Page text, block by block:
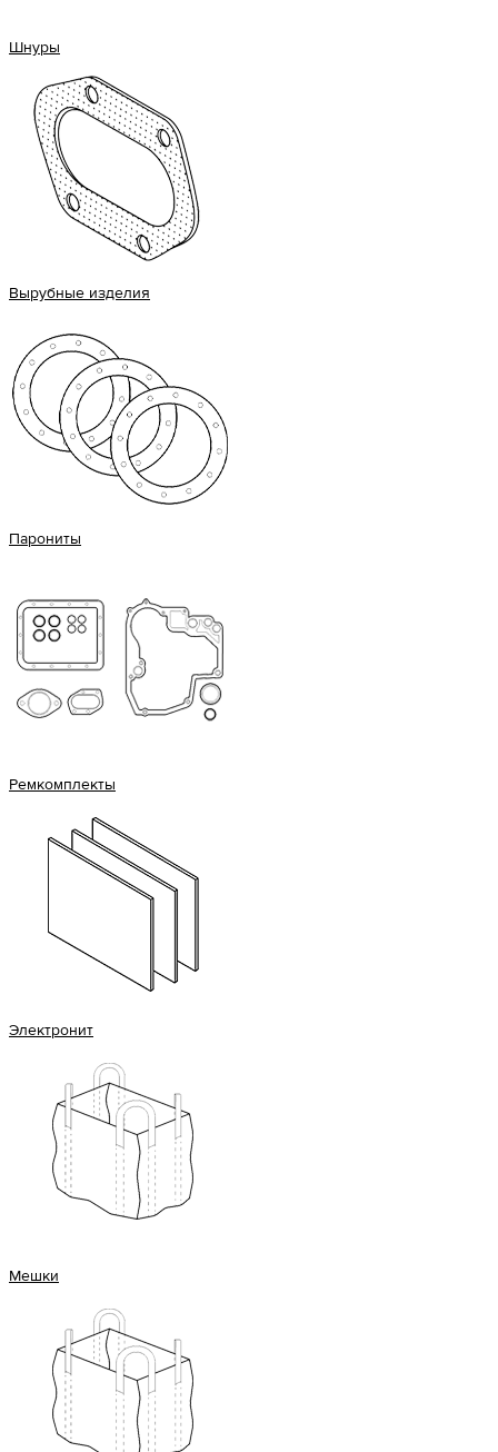
Шнуры
Вырубные изделия
Парониты
Ремкомплекты
Электронит
Мешки